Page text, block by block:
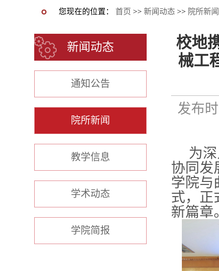
您现在的位置： 首页 >> 新闻动态 >> 院所新闻
新闻动态
通知公告
院所新闻
教学信息
学术动态
学院简报
校地
械工
发布
为
协同发
学院与
式，正
新篇章